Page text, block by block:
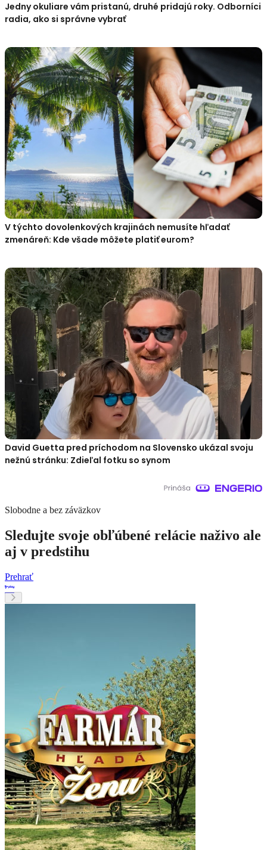
Jedny okuliare vám pristanú, druhé pridajú roky. Odborníci
radia, ako si správne vybrať
V týchto dovolenkových krajinách nemusíte hľadať
zmenáreň: Kde všade môžete platiť eurom?
David Guetta pred príchodom na Slovensko ukázal svoju
nežnú stránku: Zdieľal fotku so synom
Slobodne a bez záväzkov
Sledujte svoje obľúbené relácie naživo ale
aj v predstihu
Prehrať